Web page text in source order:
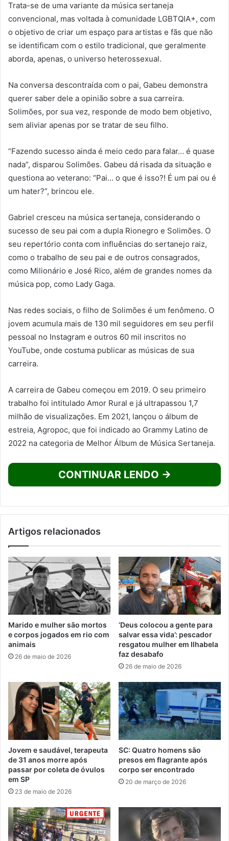
Trata-se de uma variante da música sertaneja
convencional, mas voltada à comunidade LGBTQIA+, com
o objetivo de criar um espaço para artistas e fãs que não
se identificam com o estilo tradicional, que geralmente
aborda, apenas, o universo heterossexual.
Na conversa descontraída com o pai, Gabeu demonstra
querer saber dele a opinião sobre a sua carreira.
Solimões, por sua vez, responde de modo bem objetivo,
sem aliviar apenas por se tratar de seu filho.
“Fazendo sucesso ainda é meio cedo para falar… é quase
nada”, disparou Solimões. Gabeu dá risada da situação e
questiona ao veterano: “Pai… o que é isso?! É um pai ou é
um hater?”, brincou ele.
Gabriel cresceu na música sertaneja, considerando o
sucesso de seu pai com a dupla Rionegro e Solimões. O
seu repertório conta com influências do sertanejo raiz,
como o trabalho de seu pai e de outros consagrados,
como Milionário e José Rico, além de grandes nomes da
música pop, como Lady Gaga.
Nas redes sociais, o filho de Solimões é um fenômeno. O
jovem acumula mais de 130 mil seguidores em seu perfil
pessoal no Instagram e outros 60 mil inscritos no
YouTube, onde costuma publicar as músicas de sua
carreira.
A carreira de Gabeu começou em 2019. O seu primeiro
trabalho foi intitulado Amor Rural e já ultrapassou 1,7
milhão de visualizações. Em 2021, lançou o álbum de
estreia, Agropoc, que foi indicado ao Grammy Latino de
2022 na categoria de Melhor Álbum de Música Sertaneja.
CONTINUAR LENDO →
Artigos relacionados
Marido e mulher são mortos
e corpos jogados em rio com
animais
26 de maio de 2026
‘Deus colocou a gente para
salvar essa vida’: pescador
resgatou mulher em Ilhabela
faz desabafo
26 de maio de 2026
Jovem e saudável, terapeuta
de 31 anos morre após
passar por coleta de óvulos
em SP
23 de maio de 2026
SC: Quatro homens são
presos em flagrante após
corpo ser encontrado
20 de março de 2026